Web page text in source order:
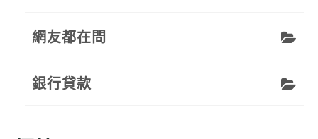
網友都在問
銀行貸款